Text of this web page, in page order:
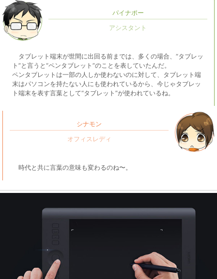
パイナポー
タブレット端末が世間に出回る前までは、多くの場合、“タブレッ
ト”と言うと“ペンタブレット”のことを表していたんだ。
ペンタブレットは一部の人しか使わないのに対して、タブレット端
末はパソコンを持たない人にも使われているから、今じゃタブレッ
ト端末を表す言葉として“タブレット”が使われているね。
シナモン
時代と共に言葉の意味も変わるのね〜。